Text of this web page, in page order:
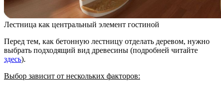
Лестница как центральный элемент гостиной
Перед тем, как бетонную лестницу отделать деревом, нужно
выбрать подходящий вид древесины (подробней читайте
здесь).
Выбор зависит от нескольких факторов: